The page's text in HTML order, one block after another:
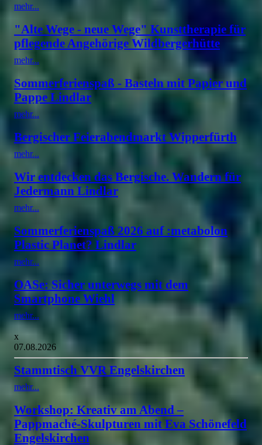
mehr...
"Alte Wege - neue Wege" Kunsttherapie für
pflegende Angehörige Wildbergerhütte
mehr...
Sommerferienspaß - Basteln mit Papier und
Pappe Lindlar
mehr...
Bergischer Feierabendmarkt Wipperfürth
mehr...
Wir entdecken das Bergische. Wandern für
Jedermann Lindlar
mehr...
Sommerferienspaß 2026 auf :metabolon
Plastic Planet? Lindlar
mehr...
OASe: Sicher unterwegs mit dem
Smartphone Wiehl
mehr...
x
07.08.2026
Stammtisch VVR Engelskirchen
mehr...
Workshop: Kreativ am Abend –
Pappmaché-Skulpturen mit Eva Schönefeld
Engelskirchen